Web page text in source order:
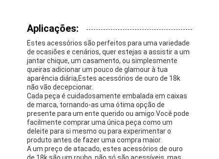
Casos
Blogue
Solicite um orçamento
Acessórios de ouro 18k
Colares de ouro de 18K
Aplicações:
Estes acessórios são perfeitos para uma variedade
de ocasiões e cenários, quer estejas a assistir a um
jantar chique, um casamento, ou simplesmente
queiras adicionar um pouco de glamour à tua
aparência diária,Estes acessórios de ouro de 18k
não vão decepcionar..
Cada peça é cuidadosamente embalada em caixas
de marca, tornando-as uma ótima opção de
presente para um ente querido ou amigo.Você pode
facilmente comprar uma única peça como um
deleite para si mesmo ou para experimentar o
produto antes de fazer uma compra maior.
A um preço de atacado, estes acessórios de ouro